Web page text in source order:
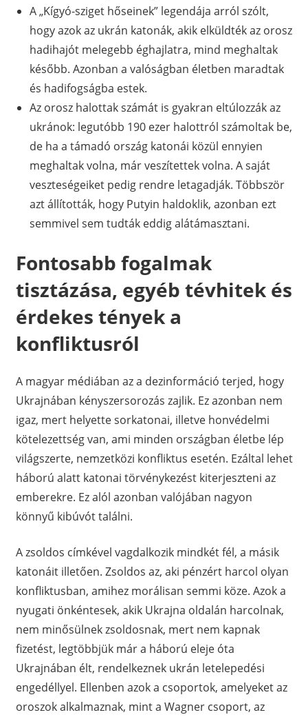
A „Kígyó-sziget hőseinek” legendája arról szólt,
hogy azok az ukrán katonák, akik elküldték az orosz
hadihajót melegebb éghajlatra, mind meghaltak
később. Azonban a valóságban életben maradtak
és hadifogságba estek.
Az orosz halottak számát is gyakran eltúlozzák az
ukránok: legutóbb 190 ezer halottról számoltak be,
de ha a támadó ország katonái közül ennyien
meghaltak volna, már veszítettek volna. A saját
veszteségeiket pedig rendre letagadják. Többször
azt állították, hogy Putyin haldoklik, azonban ezt
semmivel sem tudták eddig alátámasztani.
Fontosabb fogalmak
tisztázása, egyéb tévhitek és
érdekes tények a
konfliktusról
A magyar médiában az a dezinformáció terjed, hogy
Ukrajnában kényszersorozás zajlik. Ez azonban nem
igaz, mert helyette sorkatonai, illetve honvédelmi
kötelezettség van, ami minden országban életbe lép
világszerte, nemzetközi konfliktus esetén. Ezáltal lehet
háború alatt katonai törvénykezést kiterjeszteni az
emberekre. Ez alól azonban valójában nagyon
könnyű kibúvót találni.
A zsoldos címkével vagdalkozik mindkét fél, a másik
katonáit illetően. Zsoldos az, aki pénzért harcol olyan
konfliktusban, amihez morálisan semmi köze. Azok a
nyugati önkéntesek, akik Ukrajna oldalán harcolnak,
nem minősülnek zsoldosnak, mert nem kapnak
fizetést, legtöbbjük már a háború eleje óta
Ukrajnában élt, rendelkeznek ukrán letelepedési
engedéllyel. Ellenben azok a csoportok, amelyeket az
oroszok alkalmaznak, mint a Wagner csoport, az